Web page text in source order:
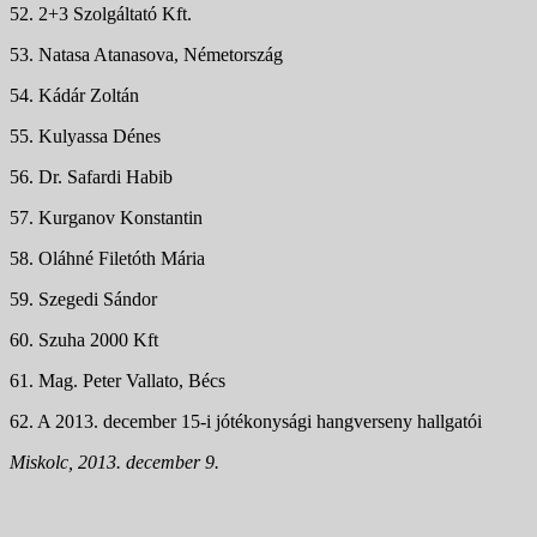
52. 2+3 Szolgáltató Kft.
53. Natasa Atanasova, Németország
54. Kádár Zoltán
55. Kulyassa Dénes
56. Dr. Safardi Habib
57. Kurganov Konstantin
58. Oláhné Filetóth Mária
59. Szegedi Sándor
60. Szuha 2000 Kft
61. Mag. Peter Vallato, Bécs
62. A 2013. december 15-i jótékonysági hangverseny hallgatói
Miskolc, 2013. december 9.